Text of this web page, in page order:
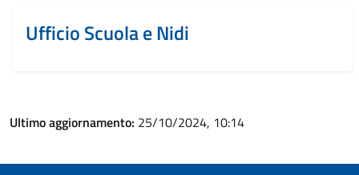
Ufficio Scuola e Nidi
Ultimo aggiornamento: 25/10/2024, 10:14